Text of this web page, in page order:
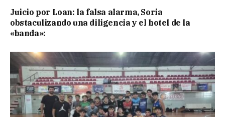
Juicio por Loan: la falsa alarma, Soria
obstaculizando una diligencia y el hotel de la
«banda»: